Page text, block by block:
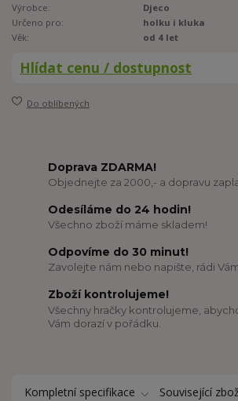
Výrobce:
Djeco
Určeno pro:
holku i kluka
Věk:
od 4 let
Hlídat cenu / dostupnost
Do oblíbených
Doprava ZDARMA!
Objednejte za 2000,- a dopravu
Odesíláme do 24 hodin!
Všechno zboží máme skladem!
Odpovíme do 30 minut!
Zavolejte nám nebo napište, rádi
Zboží kontrolujeme!
Všechny hračky kontrolujeme,
Vám dorazí v pořádku.
Kompletní specifikace Související